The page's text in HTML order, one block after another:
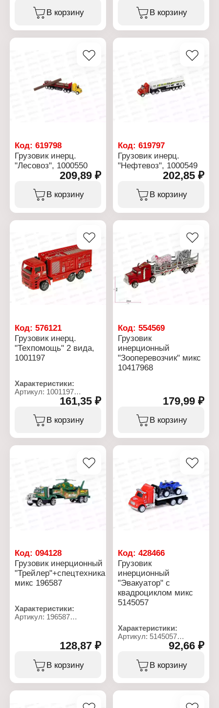
В корзину В корзину
Код: 619798
Грузовик инерц.
"Лесовоз", 1000550
209,89 ₽
В корзину
Код:619797
Грузовик инерц.
"Нефтевоз", 1000549
202,85 ₽
В корзину
Код: 576121
Грузовик инерц.
"Техпомощь" 2 вида,
1001197
Характеристики:
Артикул: 1001197
Тип товара: Машина
Вид товара: грузовик
Модель: "Техпомощь"
Тип механизма:
Размер: 17,5х5х6,7 см
Рекомендуемый возраст:
от 3 лет
161,35 ₽
В корзину
Код:554569
Грузовик
инерционный
"Зооперевозчик" микс
10417968
179,99 ₽
В корзину
Код: 094128
Грузовик инерционный
"Трейлер"+спецтехника
микс 196587
Характеристики:
Артикул: 196587
Модель: "Трейлер"
Комплектация: со
спецтехникой
Тип механизма:
Дизайн: в ассортименте
Материал: пластик
128,87 ₽
В корзину
Код:428466
Грузовик
инерционный
"Эвакуатор" с
квадроциклом микс
5145057
Характеристики:
Артикул: 5145057
Тип товара: Машина
Модель: "Эвакуатор"
Комплектация: с
Цвет: в ассортименте
92,66 ₽
В корзину